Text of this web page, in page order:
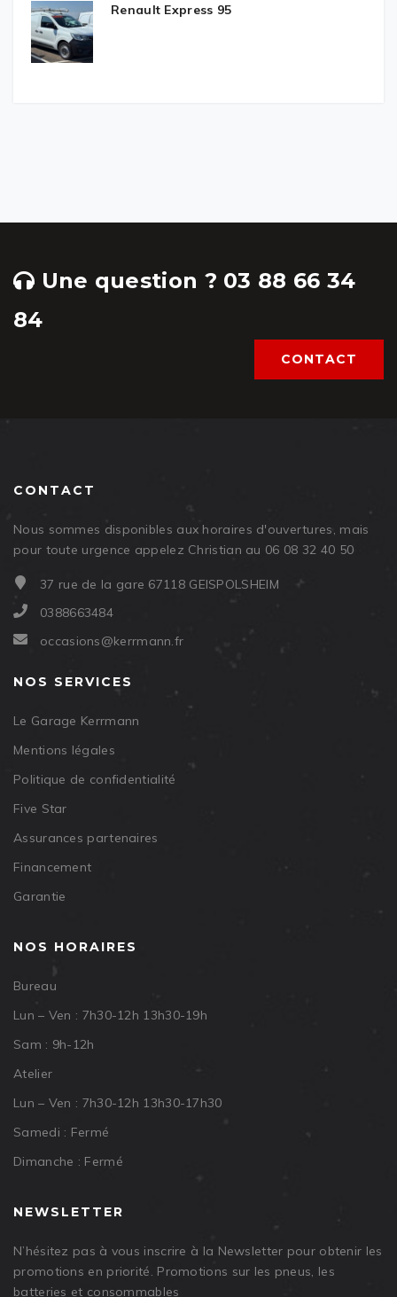
Renault Express 95
Une question ? 03 88 66 34
84
CONTACT
CONTACT
Nous sommes disponibles aux horaires d'ouvertures, mais
pour toute urgence appelez Christian au 06 08 32 40 50
37 rue de la gare 67118 GEISPOLSHEIM
0388663484
occasions@kerrmann.fr
NOS SERVICES
Le Garage Kerrmann
Mentions légales
Politique de confidentialité
Five Star
Assurances partenaires
Financement
Garantie
NOS HORAIRES
Bureau
Lun – Ven : 7h30-12h 13h30-19h
Sam : 9h-12h
Atelier
Lun – Ven : 7h30-12h 13h30-17h30
Samedi : Fermé
Dimanche : Fermé
NEWSLETTER
N’hésitez pas à vous inscrire à la Newsletter pour obtenir les
promotions en priorité. Promotions sur les pneus, les
batteries et consommables